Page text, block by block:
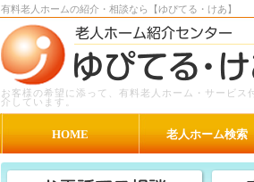
有料老人ホームの紹介・相談なら【ゆぴてる・けあ】
お客様の希望に添って、有料老人ホーム・サービス
介しています。
HOME 老人ホーム検索